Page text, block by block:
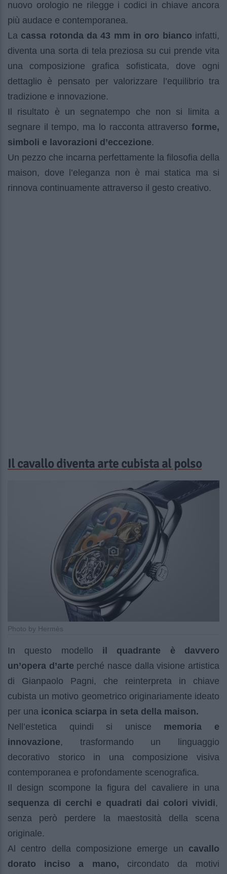
nuovo orologio ne rilegge i codici in chiave ancora
più audace e contemporanea.
La cassa rotonda da 43 mm in oro bianco infatti,
diventa una sorta di tela preziosa su cui prende vita
una composizione grafica sofisticata, dove ogni
dettaglio è pensato per valorizzare l’equilibrio tra
tradizione e innovazione.
Il risultato è un segnatempo che non si limita a
segnare il tempo, ma lo racconta attraverso forme,
simboli e lavorazioni d’eccezione.
Un pezzo che incarna perfettamente la filosofia della
maison, dove l’eleganza non è mai statica ma si
rinnova continuamente attraverso il gesto creativo.
Il cavallo diventa arte cubista al polso
Photo by Hermès
In questo modello il quadrante è davvero
un’opera d’arte perché nasce dalla visione artistica
di Gianpaolo Pagni, che reinterpreta in chiave
cubista un motivo geometrico originariamente ideato
per una iconica sciarpa in seta della maison.
Nell’estetica quindi si unisce memoria e
innovazione, trasformando un linguaggio
decorativo storico in una composizione visiva
contemporanea e profondamente scenografica.
Il design scompone la figura del cavaliere in una
sequenza di cerchi e quadrati dai colori vividi,
senza però perdere la maestosità della scena
originale.
Al centro della composizione emerge un cavallo
dorato inciso a mano, circondato da motivi